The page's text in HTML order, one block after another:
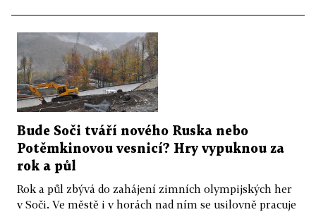
Bude Soči tváří nového Ruska nebo
Potěmkinovou vesnicí? Hry vypuknou za
rok a půl
Rok a půl zbývá do zahájení zimních olympijských her
v Soči. Ve městě i v horách nad ním se usilovně pracuje